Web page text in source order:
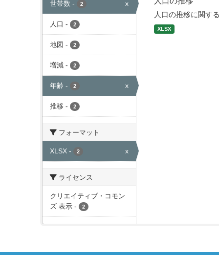
世帯数 - 2 x
人口 - 2
地図 - 2
増減 - 2
年齢 - 2 x
推移 - 2
フォーマット
XLSX - 2 x
ライセンス
クリエイティブ・コモン
ズ 表示 - 2
人口の推移に関す
XLSX